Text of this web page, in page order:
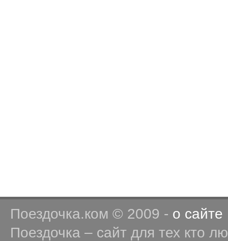
Поездочка.ком © 2009 - о сайте
Поездочка – сайт для тех кто